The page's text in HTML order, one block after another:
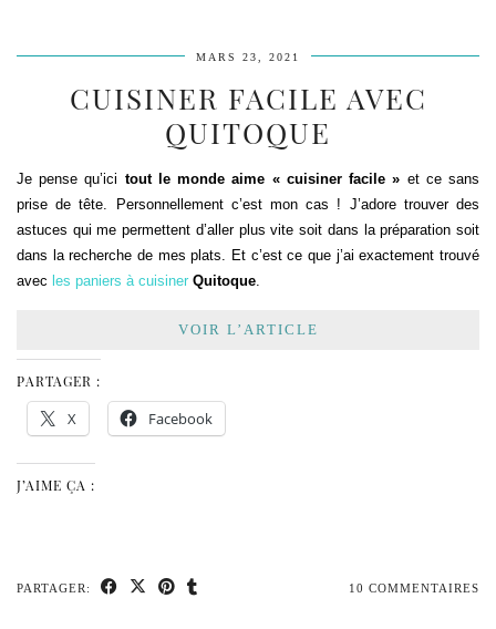
MARS 23, 2021
CUISINER FACILE AVEC
QUITOQUE
Je pense qu’ici tout le monde aime « cuisiner facile » et ce sans
prise de tête. Personnellement c’est mon cas ! J’adore trouver des
astuces qui me permettent d’aller plus vite soit dans la préparation soit
dans la recherche de mes plats. Et c’est ce que j’ai exactement trouvé
avec les paniers à cuisiner Quitoque
VOIR L’ARTICLE
PARTAGER :
X Facebook
J’AIME ÇA :
PARTAGER: 10 COMMENTAIRES